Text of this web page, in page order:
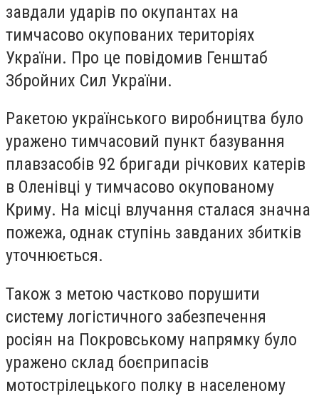
завдали ударів по окупантах на
тимчасово окупованих територіях
України. Про це повідомив Генштаб
Збройних Сил України.
Ракетою українського виробництва було
уражено тимчасовий пункт базування
плавзасобів 92 бригади річкових катерів
в Оленівці у тимчасово окупованому
Криму. На місці влучання сталася значна
пожежа, однак ступінь завданих збитків
уточнюється.
Також з метою частково порушити
систему логістичного забезпечення
росіян на Покровському напрямку було
уражено склад боєприпасів
мотострілецького полку в населеному